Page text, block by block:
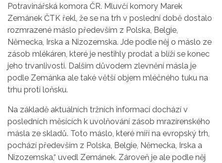
Potravinářská komora ČR. Mluvčí komory Marek
Zemánek ČTK řekl, že se na trh v poslední době dostalo
rozmrazené máslo především z Polska, Belgie,
Německa, Irska a Nizozemska. Jde podle něj o máslo ze
zásob mlékáren, které je nestihly prodat a blíží se konec
jeho trvanlivosti. Dalším důvodem zlevnění másla je
podle Zemánka ale také větší objem mléčného tuku na
trhu proti loňsku.
Na základě aktuálních tržních informací dochází v
posledních měsících k uvolňování zásob mrazírenského
másla ze skladů. Toto máslo, které míří na evropský trh,
pochází především z Polska, Belgie, Německa, Irska a
Nizozemska,“ uvedl Zemánek. Zároveň je ale podle něj